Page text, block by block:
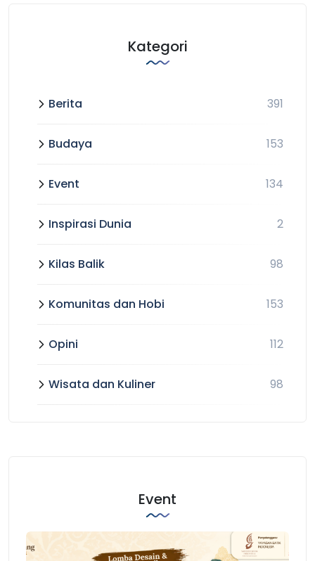
Kategori
Berita 391
Budaya 153
Event 134
Inspirasi Dunia 2
Kilas Balik 98
Komunitas dan Hobi 153
Opini 112
Wisata dan Kuliner 98
Event